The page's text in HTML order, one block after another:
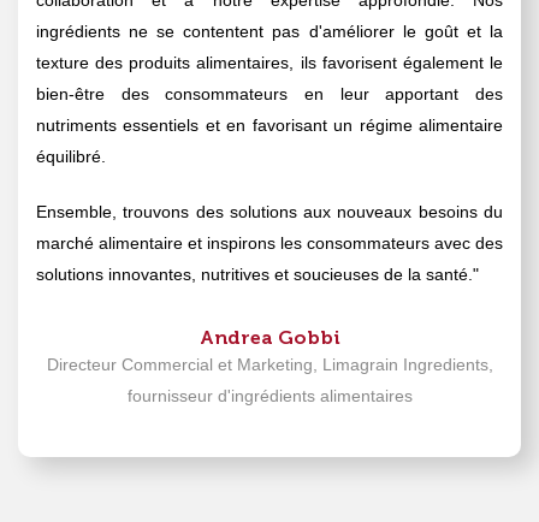
ingrédients ne se contentent pas d'améliorer le goût et la
texture des produits alimentaires, ils favorisent également le
bien-être des consommateurs en leur apportant des
nutriments essentiels et en favorisant un régime alimentaire
équilibré.
Ensemble, trouvons des solutions aux nouveaux besoins du
marché alimentaire et inspirons les consommateurs avec des
solutions innovantes, nutritives et soucieuses de la santé."
Andrea Gobbi
Directeur Commercial et Marketing, Limagrain Ingredients,
fournisseur d'ingrédients alimentaires